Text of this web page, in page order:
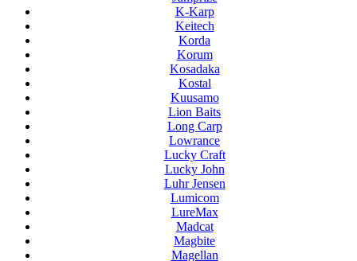
K-Karp
Keitech
Korda
Korum
Kosadaka
Kostal
Kuusamo
Lion Baits
Long Carp
Lowrance
Lucky Craft
Lucky John
Luhr Jensen
Lumicom
LureMax
Madcat
Magbite
Magellan